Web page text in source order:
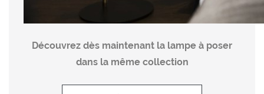
Découvrez dès maintenant la lampe à poser
dans la même collection